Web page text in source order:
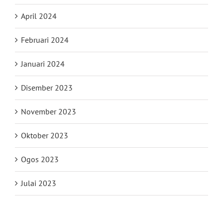
April 2024
Februari 2024
Januari 2024
Disember 2023
November 2023
Oktober 2023
Ogos 2023
Julai 2023